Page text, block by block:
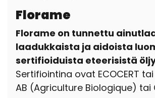
Florame
Florame on tunnettu
laadukkaista ja aidoista
sertifioiduista eteerisistä
Sertifiointina ovat ECOCERT tai
AB (Agriculture Biologique) tai